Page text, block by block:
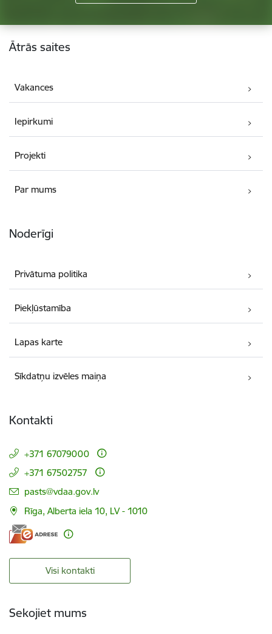
Kājene
Ātrās saites
Vakances
Iepirkumi
Projekti
Par mums
Noderīgi
Privātuma politika
Piekļūstamība
Lapas karte
Sīkdatņu izvēles maiņa
Kontakti
+371 67079000
+371 67502757
E-pasts:
pasts@vdaa.gov.lv
Rīga, Alberta iela 10, LV - 1010
Visi kontakti
Sekojiet mums